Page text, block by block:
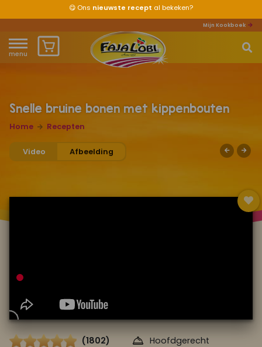
😋 Ons nieuwste recept al bekeken?
Mijn Kookboek
menu
Waar ben je naar op zoek?
Home
Over ons
Ofklik hierom je aan te melden voor Mijn Kookboek.
Snelle bruine bonen met kippenbouten
Home Recepten
Video Afbeelding
(1802)
Hoofdgerecht